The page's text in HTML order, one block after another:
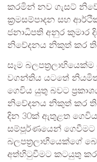
කරමින් නව ගැසට්
ක්‍රමසම්පාදන සහ
ජනාධිපති අනුර කුමාර
නිවේදනය නිකුත් කර
සෑම
වගන්තිය යටතේ
ගෙවිය යුතු බවට
නිවේදනය නිකුත් කර
දින 30ක් ඇතුළත
සම්පූර්ණයෙන්
බලපත්‍රලාභීයෙක්ගේ
අත්හිටුවීමට කටයුතු